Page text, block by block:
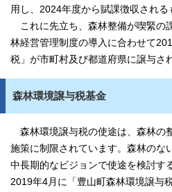
用し、2024年度から賦課徴収される
これに先立ち、森林整備が喫緊の
林経営管理制度の導入に合わせて
税」が市町村及び都道府県に譲与さ
森林環境譲与税基金
森林環境譲与税の使途は、森林の
施策に制限されています。森林のな
中長期的なビジョンで使途を検討す
2019年4月に「豊山町森林環境譲与